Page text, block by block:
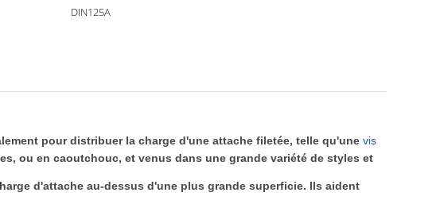
DIN125A
pour distribuer la charge d'une attache filetée, telle qu'une vis
ou en caoutchouc, et venus dans une grande variété de styles et
d'attache au-dessus d'une plus grande superficie. Ils aident